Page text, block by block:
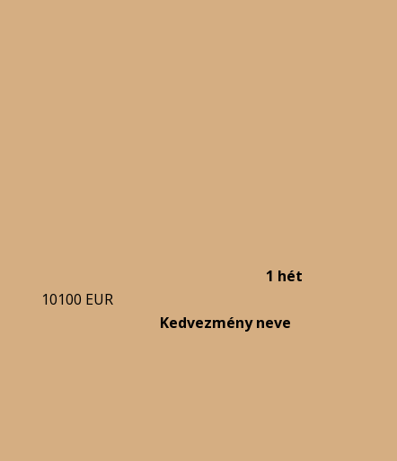
1 hét
10100 EUR
Kedvezmény neve